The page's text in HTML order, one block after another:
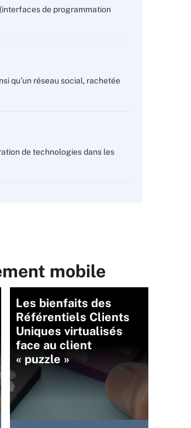
(interfaces de programmation
qu'un réseau social, rachetée
de technologies dans les
mobile
Les bienfaits des
Référentiels Clients
Uniques virtualisés
face au client
« puzzle »